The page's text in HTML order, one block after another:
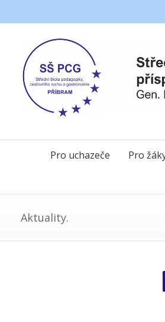
Pro uchazeče Pro
Aktuality.